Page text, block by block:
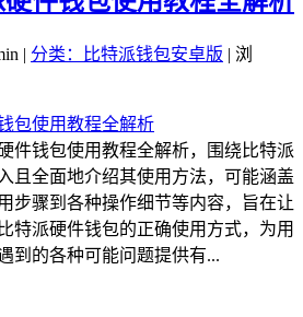
| 分类：比特派钱包安卓版 | 浏
件钱包使用教程全解析，围绕比特派
且全面地介绍其使用方法，可能涵盖
步骤到各种操作细节等内容，旨在让
特派硬件钱包的正确使用方式，为用
到的各种可能问题提供有...